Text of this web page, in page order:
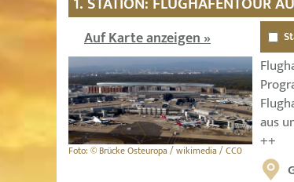
Auf Karte anzeigen »
Foto: © Brücke Osteuropa / wikimedia / CC0
aus
++